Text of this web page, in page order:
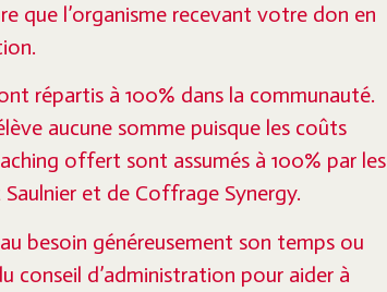
que l’organisme recevant votre don en
répartis à 100% dans la communauté.
aucune somme puisque les coûts
offert sont assumés à 100% par les
et de Coffrage Synergy.
besoin généreusement son temps ou
conseil d’administration pour aider à